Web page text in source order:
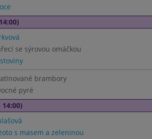
se sýrovou omáčkou
brambory
pyré
s masem a zeleninou